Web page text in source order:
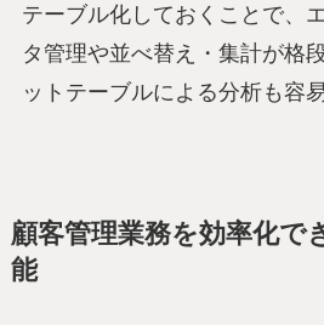
テーブル化しておくことで、
タ管理や並べ替え・集計が格
ットテーブルによる分析も容
顧客管理業務を効率化で
能